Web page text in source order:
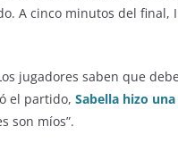
A cinco minutos del final,
jugadores saben que
el partido, Sabella hizo
son míos”.